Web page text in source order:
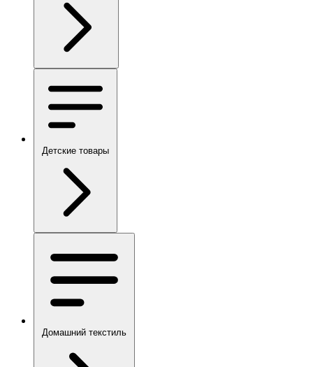
Детские товары
Домашний текстиль